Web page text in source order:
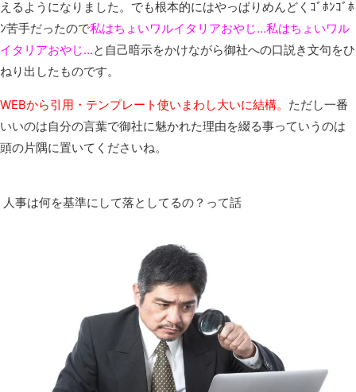
えるようになりました。でも根本的にはやっぱりめんどくｺﾞﾎﾝｺﾞﾎ
ﾝ苦手だったので私はちょいワルイタリアおやじ…私はちょいワル
イタリアおやじ…と自己暗示をかけながら御社への口説き文句をひ
ねり出したものです。
WEBから引用・テンプレート使いまわし大いに結構。 ただし一番
いいのは自分の言葉で御社に魅かれた理由を綴る事っていうのは
頭の片隅に置いてくださいね。
人事は何を基準にして落としてるの？って話